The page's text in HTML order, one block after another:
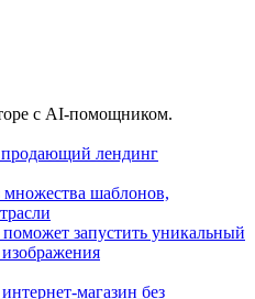
с AI-помощником.
продающий лендинг
шаблонов,
запустить уникальный
магазин без